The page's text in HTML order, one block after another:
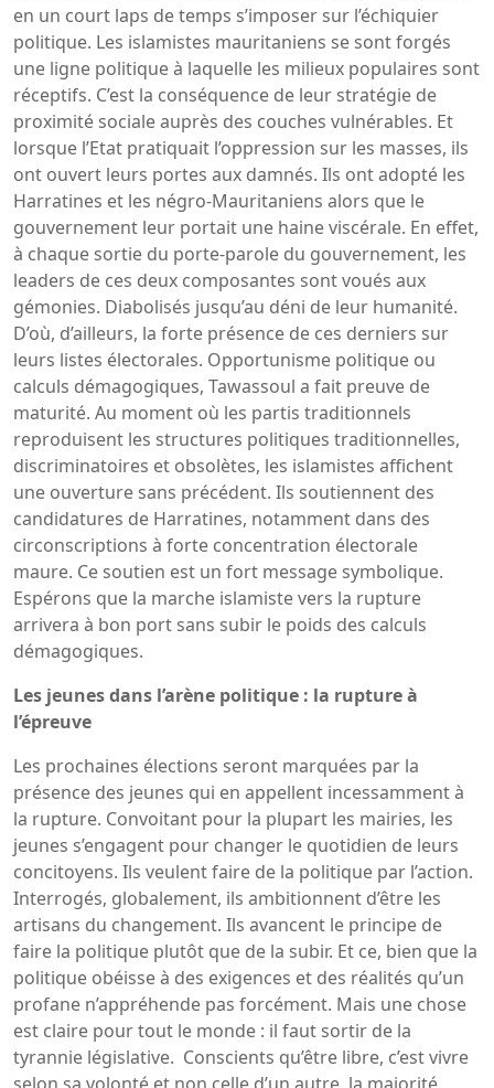
en un court laps de temps s’imposer sur l’échiquier
politique. Les islamistes mauritaniens se sont forgés
une ligne politique à laquelle les milieux populaires sont
réceptifs. C’est la conséquence de leur stratégie de
proximité sociale auprès des couches vulnérables. Et
lorsque l’Etat pratiquait l’oppression sur les masses, ils
ont ouvert leurs portes aux damnés. Ils ont adopté les
Harratines et les négro-Mauritaniens alors que le
gouvernement leur portait une haine viscérale. En effet,
à chaque sortie du porte-parole du gouvernement, les
leaders de ces deux composantes sont voués aux
gémonies. Diabolisés jusqu’au déni de leur humanité.
D’où, d’ailleurs, la forte présence de ces derniers sur
leurs listes électorales. Opportunisme politique ou
calculs démagogiques, Tawassoul a fait preuve de
maturité. Au moment où les partis traditionnels
reproduisent les structures politiques traditionnelles,
discriminatoires et obsolètes, les islamistes affichent
une ouverture sans précédent. Ils soutiennent des
candidatures de Harratines, notamment dans des
circonscriptions à forte concentration électorale
maure. Ce soutien est un fort message symbolique.
Espérons que la marche islamiste vers la rupture
arrivera à bon port sans subir le poids des calculs
démagogiques.
Les jeunes dans l’arène politique : la rupture à
l’épreuve
Les prochaines élections seront marquées par la
présence des jeunes qui en appellent incessamment à
la rupture. Convoitant pour la plupart les mairies, les
jeunes s’engagent pour changer le quotidien de leurs
concitoyens. Ils veulent faire de la politique par l’action.
Interrogés, globalement, ils ambitionnent d’être les
artisans du changement. Ils avancent le principe de
faire la politique plutôt que de la subir. Et ce, bien que la
politique obéisse à des exigences et des réalités qu’un
profane n’appréhende pas forcément. Mais une chose
est claire pour tout le monde : il faut sortir de la
tyrannie législative. Conscients qu’être libre, c’est vivre